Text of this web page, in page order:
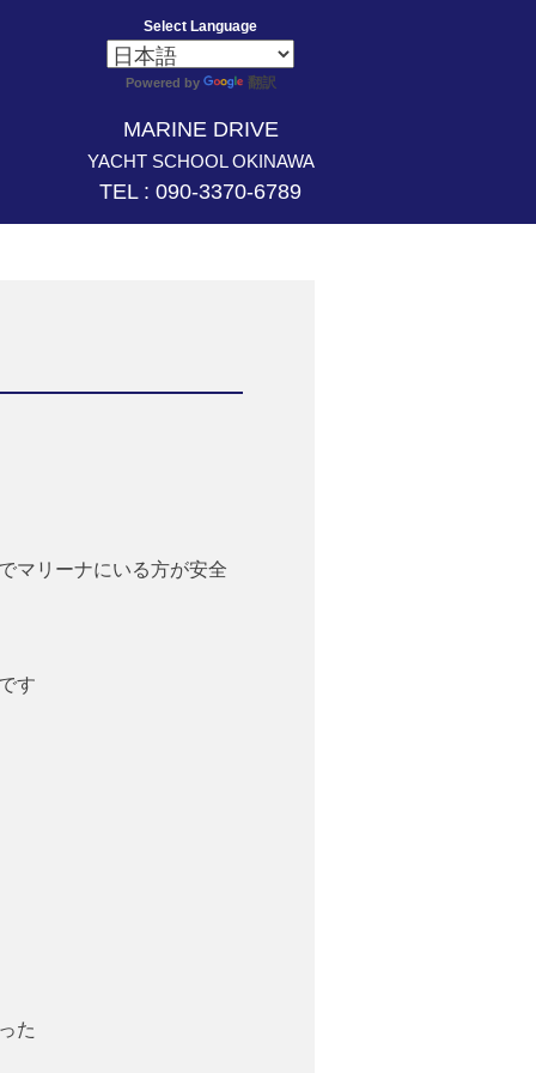
Select Language
Powered by 翻訳
MARINE DRIVE
YACHT SCHOOL OKINAWA
TEL : 090-3370-6789
マリーナにいる方が安全
す
た